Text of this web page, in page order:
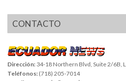
CONTACTO
Dirección: 34-18 Northern Blvd, Suite 2/6B,
Teléfonos: (718) 205-7014